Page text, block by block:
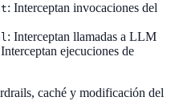
: Interceptan invocaciones del
: Interceptan llamadas a LLM
ejecuciones de
caché y modificación del